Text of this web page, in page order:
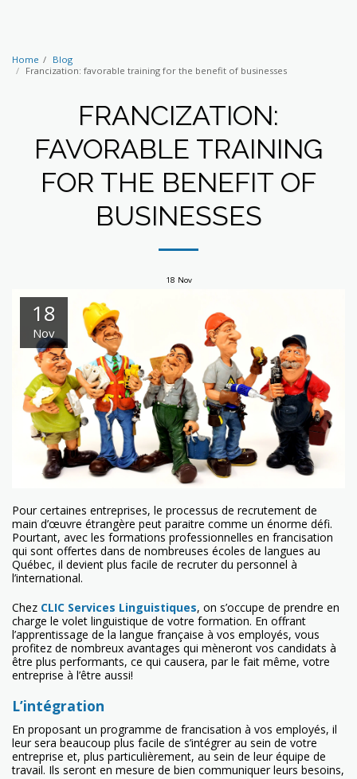
Home
Blog
Francization: favorable training for the benefit of businesses
FRANCIZATION:
FAVORABLE TRAINING
FOR THE BENEFIT OF
BUSINESSES
18 Nov
18
Nov
Pour certaines entreprises, le processus de recrutement de
main d’œuvre étrangère peut paraitre comme un énorme défi.
Pourtant, avec les formations professionnelles en francisation
qui sont offertes dans de nombreuses écoles de langues au
Québec, il devient plus facile de recruter du personnel à
l’international.
Chez CLIC Services Linguistiques, on s’occupe de prendre en
charge le volet linguistique de votre formation. En offrant
l’apprentissage de la langue française à vos employés, vous
profitez de nombreux avantages qui mèneront vos candidats à
être plus performants, ce qui causera, par le fait même, votre
entreprise à l’être aussi!
L’intégration
En proposant un programme de francisation à vos employés, il
leur sera beaucoup plus facile de s’intégrer au sein de votre
entreprise et, plus particulièrement, au sein de leur équipe de
travail. Ils seront en mesure de bien communiquer leurs besoins,